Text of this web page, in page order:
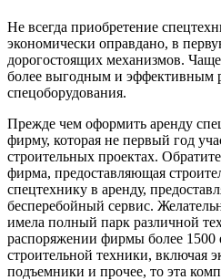
Не всегда приобретение
экономически оправдано, в
дорогостоящих механизмов.
более выгодным и эффективным
спецоборудования.
Прежде чем оформить аренду
фирму, которая не первый год
строительных проектах.
фирма, предоставляющая
спецтехнику в аренду,
бесперебойный сервис.
имела полный парк различной
распоряжении фирмы более 1500
строительной техники, включая
подъемники и прочее, то эта